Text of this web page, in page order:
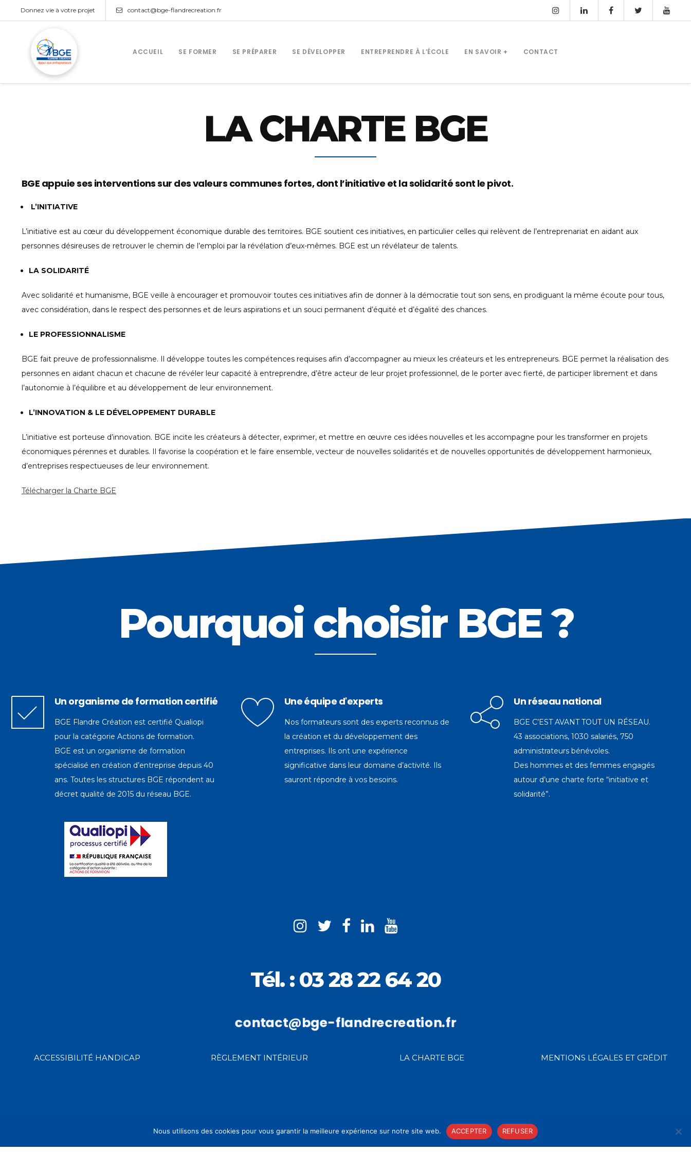
Donnez vie à votre projet contact@bge-flandrecreation.fr
ACCUEIL SE FORMER SE PRÉPARER SE DÉVELOPPER ENTREPRENDRE À L’ÉCOLE EN SAVOIR + CONTACT
LA CHARTE BGE
BGE appuie ses interventions sur des valeurs communes fortes, dont l’initiative et la solidarité sont le pivot.
L’INITIATIVE
L’initiative est au cœur du développement économique durable des territoires. BGE soutient ces initiatives, en particulier celles qui relèvent de l’entreprenariat en aidant aux
personnes désireuses de retrouver le chemin de l’emploi par la révélation d’eux-mêmes. BGE est un révélateur de talents.
LA SOLIDARITÉ
Avec solidarité et humanisme, BGE veille à encourager et promouvoir toutes ces initiatives afin de donner à la démocratie tout son sens, en prodiguant la même écoute pour tous,
avec considération, dans le respect des personnes et de leurs aspirations et un souci permanent d’équité et d’égalité des chances.
LE PROFESSIONNALISME
BGE fait preuve de professionnalisme. Il développe toutes les compétences requises afin d’accompagner au mieux les créateurs et les entrepreneurs. BGE permet la réalisation des
personnes en aidant chacun et chacune de révéler leur capacité à entreprendre, d’être acteur de leur projet professionnel, de le porter avec fierté, de participer librement et dans
l’autonomie à l’équilibre et au développement de leur environnement.
L’INNOVATION & LE DÉVELOPPEMENT DURABLE
L’initiative est porteuse d’innovation. BGE incite les créateurs à détecter, exprimer, et mettre en œuvre ces idées nouvelles et les accompagne pour les transformer en projets
économiques pérennes et durables. Il favorise la coopération et le faire ensemble, vecteur de nouvelles solidarités et de nouvelles opportunités de développement harmonieux,
d’entreprises respectueuses de leur environnement.
Télécharger la Charte BGE
Pourquoi choisir BGE ?
Un organisme de formation certifié
BGE Flandre Création est certifié Qualiopi
pour la catégorie Actions de formation.
BGE est un organisme de formation
spécialisé en création d’entreprise depuis 40
ans. Toutes les structures BGE répondent au
décret qualité de 2015 du réseau BGE.
Une équipe d'experts
Nos formateurs sont des experts reconnus de
la création et du développement des
entreprises. Ils ont une expérience
significative dans leur domaine d’activité. Ils
sauront répondre à vos besoins.
Un réseau national
BGE C’EST AVANT TOUT UN RÉSEAU.
43 associations, 1030 salariés, 750
administrateurs bénévoles.
Des hommes et des femmes engagés
autour d’une charte forte “initiative et
solidarité”.
Tél. : 03 28 22 64 20
contact@bge-flandrecreation.fr
ACCESSIBILITÉ HANDICAP RÈGLEMENT INTÉRIEUR LA CHARTE BGE MENTIONS LÉGALES ET CRÉDIT
Nous utilisons des cookies pour vous garantir la meilleure expérience sur notre site web. ACCEPTER REFUSER